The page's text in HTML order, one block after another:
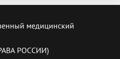
медицинский
РОССИИ)